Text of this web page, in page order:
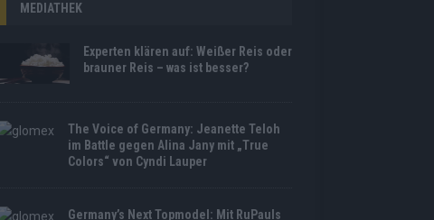
MEDIATHEK
Experten klären auf: Weißer Reis oder
brauner Reis – was ist besser?
The Voice of Germany: Jeanette Teloh
im Battle gegen Alina Jany mit „True
Colors“ von Cyndi Lauper
Germany’s Next Topmodel: Mit RuPauls